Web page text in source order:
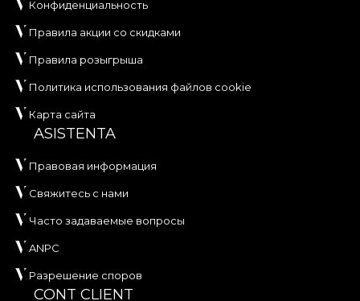
Конфиденциальность
Правила акции со скидками
Правила розыгрыша
Политика использования файлов cookie
Карта сайта
ASISTENTA
Правовая информация
Свяжитесь с нами
Часто задаваемые вопросы
ANPC
Разрешение споров
CONT CLIENT